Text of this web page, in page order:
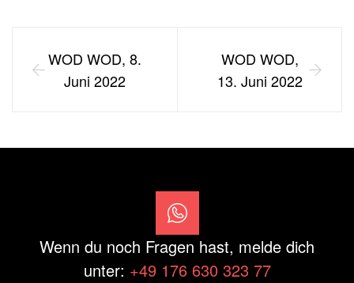
WOD WOD, 8.
Juni 2022
WOD WOD,
13. Juni 2022
Wenn du noch Fragen hast, melde dich
unter: +49 176 630 323 77